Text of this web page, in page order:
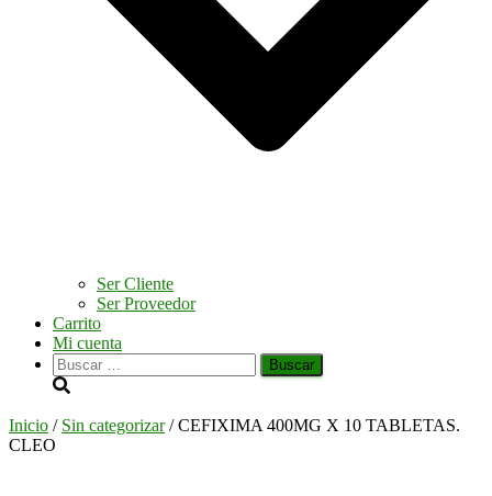
Ser Cliente
Ser Proveedor
Carrito
Mi cuenta
Buscar:
Inicio / Sin categorizar/ CEFIXIMA 400MG X 10 TABLETAS.
CLEO